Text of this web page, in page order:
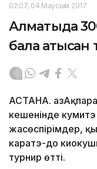
02:07, 04 Маусым 2017
Алматыда
бала
АСТАНА.
кешенінде
жасөспірімдер,
каратэ-до
турнир өтті.